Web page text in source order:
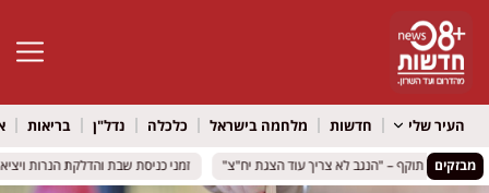
פתח
העיר שלי חדשות מלחמה בישראל כלכלה נדל"ן בריאות
מבזקים זמני כניסת שבת והדלקת הנרות ויציאת השבת | 7-8
זמני כניסת שבת והדלקת הנרות ויציאת השבת | 7-8